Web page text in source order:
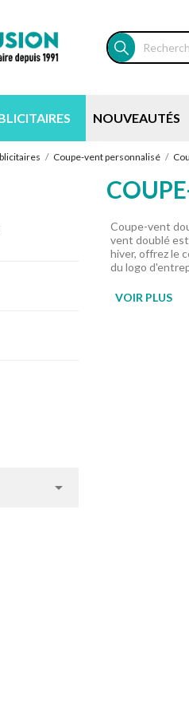
NOUVEAUTÉS
Coupe-vent personnalisé

Coupe-vent
vent doublé
hiver, offrez le
du logo
VOIR PLUS